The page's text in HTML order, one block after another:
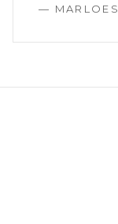
— MARLOES